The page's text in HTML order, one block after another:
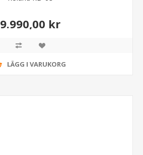
9.990,00 kr
LÄGG I VARUKORG